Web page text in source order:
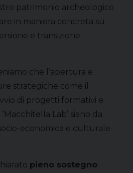
patrimonio archeologico
in maniera concreta su
e transizione
che l’apertura e
strategiche come il
di progetti formativi e
Lab’ siano da
economica e culturale
pieno sostegno